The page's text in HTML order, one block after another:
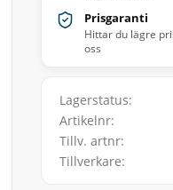
Prisgaranti
Hittar du lägre
oss
Lagerstatus
Artikelnr
Tillv. artnr
Tillverkare